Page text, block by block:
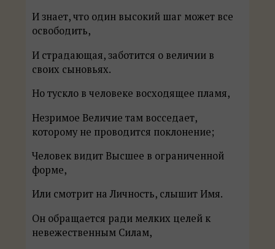
И знает, что один высокий шаг может все
освободить,
И страдающая, заботится о величии в
своих сыновьях.
Но тускло в человеке восходящее пламя,
Незримое Величие там восседает,
которому не проводится поклонение;
Человек видит Высшее в ограниченной
форме,
Или смотрит на Личность, слышит Имя.
Он обращается ради мелких целей к
невежественным Силам,